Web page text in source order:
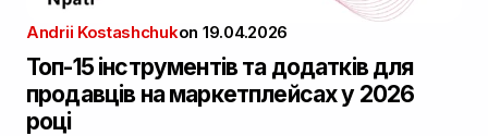
Andrii Kostashchukon 19.04.2026
Топ-15 інструментів та додатків для
продавців на маркетплейсах у 2026
році